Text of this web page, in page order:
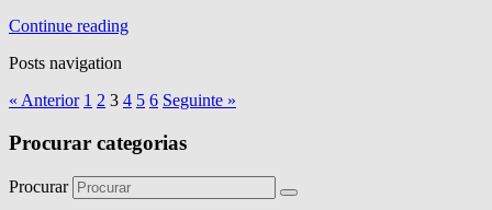
Continue reading
Posts navigation
« Anterior 1 2 3 4 5 6 Seguinte »
Procurar categorias
Procurar